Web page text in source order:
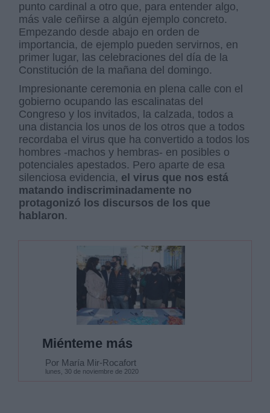
punto cardinal a otro que, para entender algo,
más vale ceñirse a algún ejemplo concreto.
Empezando desde abajo en orden de
importancia, de ejemplo pueden servirnos, en
primer lugar, las celebraciones del día de la
Constitución de la mañana del domingo.
Impresionante ceremonia en plena calle con el
gobierno ocupando las escalinatas del
Congreso y los invitados, la calzada, todos a
una distancia los unos de los otros que a todos
recordaba el virus que ha convertido a todos los
hombres -machos y hembras- en posibles o
potenciales apestados. Pero aparte de esa
silenciosa evidencia, el virus que nos está
matando indiscriminadamente no
protagonizó los discursos de los que
hablaron.
Miénteme más
Por María Mir-Rocafort
lunes, 30 de noviembre de 2020